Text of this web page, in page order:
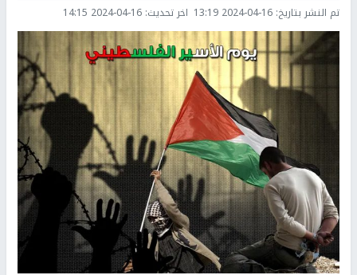
تم النشر بتاريخ: 2024-04-16 13:19 اخر تحديث: 2024-04-16 14:15